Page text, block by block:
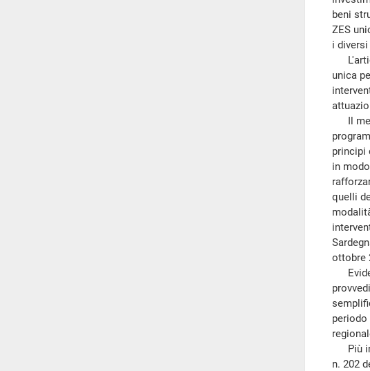
beni
ZES
i
unica
Il
principi
in
quelli
ottobre
periodo
Più in
n. 202